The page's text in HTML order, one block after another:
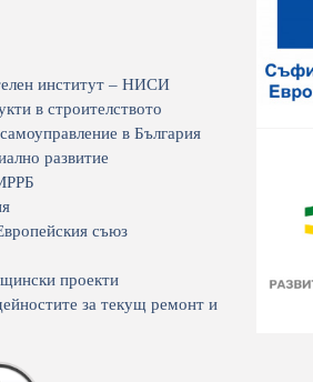
институт – НИСИ
в строителството
в България
развитие
съюз
проекти
за текущ ремонт и